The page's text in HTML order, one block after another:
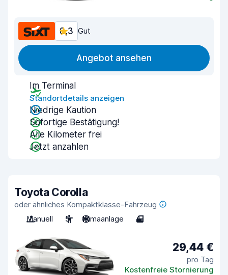
8,3 Gut
Angebot ansehen
Im Terminal
Standortdetails anzeigen
Niedrige Kaution
Sofortige Bestätigung!
Alle Kilometer frei
Jetzt anzahlen
Toyota Corolla
oder ähnliches Kompaktklasse-Fahrzeug
Manuell
5 Klimaanlage 4
29,44 €
pro Tag
Kostenfreie Stornierung